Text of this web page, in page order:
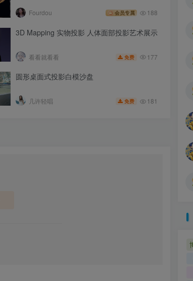
Fourdou 会员专属 188
3D Mapping 实物投影 人体面部投影艺术展示
看看就看看 免费 177
圆形桌面式投影白模沙盘
几许轻唱 免费 181